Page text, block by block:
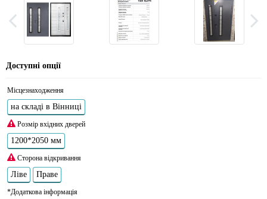
Доступні опції
Місцезнаходження
на складі в Вінниці
Розмір вхідних дверей
1200*2050 мм
Сторона відкривання
Ліве Праве
*Додаткова інформація